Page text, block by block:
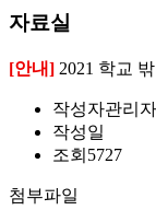
자료실
[안내] 2021 학교
작성자관리자
작성일
조회 5727
첨부파일